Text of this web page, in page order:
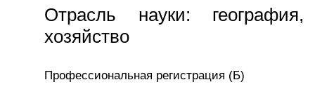
Отрасль науки: география,
хозяйство
Профессиональная регистрация (Б)